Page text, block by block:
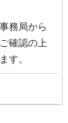
務局から
確認の上
す。